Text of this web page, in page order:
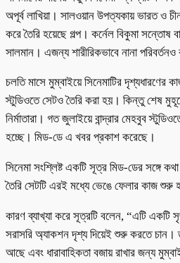
অপূর্ব লাখিয়া। সালওয়ান উপত্যকায় ভারত ও
করে তৈরি হয়েছে গল্প। কর্নেল বিকুমা সন্তোষ
সালমান। এজন্য শারীরিকভাবে নানা
চলতি মাসে মুম্বাইয়ে সিনেমাটির
স্টুডিওতে সেটও তৈরি করা হয়। কিন্তু শেষ
নির্মাতারা। গত জুলাইয়ে বান্দ্রার মেহবুব
হচ্ছে। মিড-ডে এ খবর প্রকাশ করেছে।
সিনেমা সংশ্লিষ্ট একটি সূত্র মিড-ডের সঙ্গে
তৈরি সেটটি এরই মধ্যে ভেঙে ফেলার কাজ শুরু
কারণ ব্যাখ্যা করে সূত্রটি বলেন, “এটি একটি
সরাসরি অ্যাকশন দৃশ্য দিয়েই শুরু করতে চান।
আছে এবং ধারাবাহিকতা বজায় রাখার জন্য